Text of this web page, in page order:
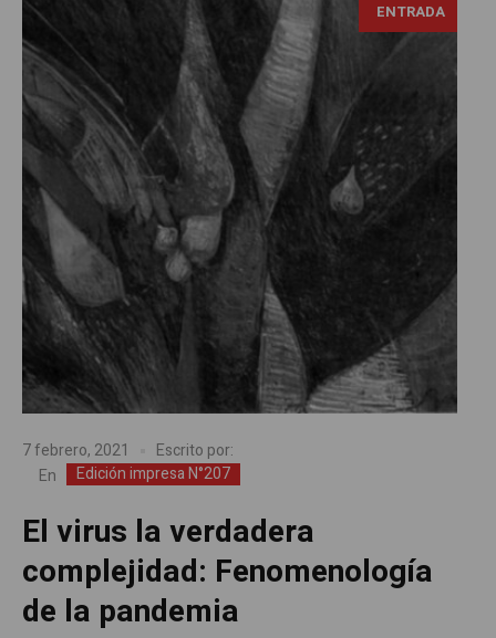
ENTRADA
7 febrero, 2021
Escrito por:
En
Edición impresa N°207
El virus la verdadera
complejidad: Fenomenología
de la pandemia